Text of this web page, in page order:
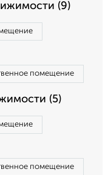
(9)
помещение
(5)
помещение